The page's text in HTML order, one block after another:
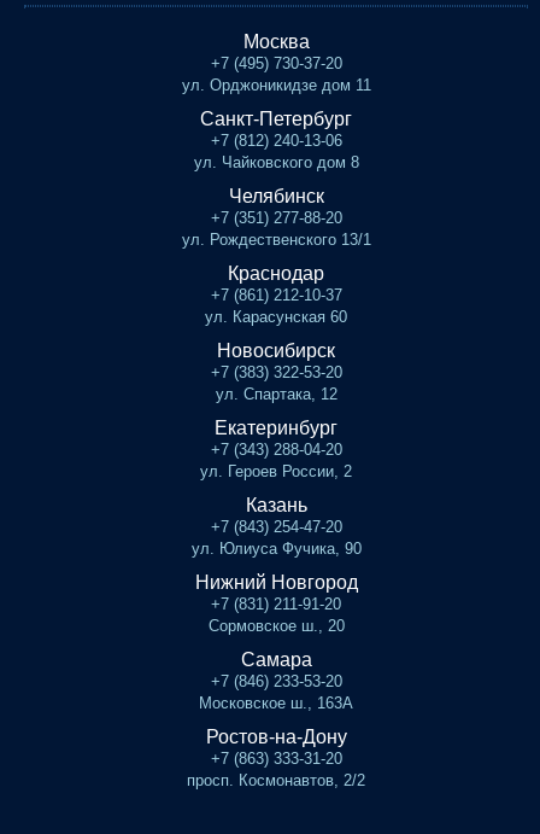
Москва
+7 (495) 730-37-20
ул. Орджоникидзе дом 11
Санкт-Петербург
+7 (812) 240-13-06
ул. Чайковского дом 8
Челябинск
+7 (351) 277-88-20
ул. Рождественского 13/1
Краснодар
+7 (861) 212-10-37
ул. Карасунская 60
Новосибирск
+7 (383) 322-53-20
ул. Спартака, 12
Екатеринбург
+7 (343) 288-04-20
ул. Героев России, 2
Казань
+7 (843) 254-47-20
ул. Юлиуса Фучика, 90
Нижний Новгород
+7 (831) 211-91-20
Сормовское ш., 20
Самара
+7 (846) 233-53-20
Московское ш., 163А
Ростов-на-Дону
+7 (863) 333-31-20
просп. Космонавтов, 2/2